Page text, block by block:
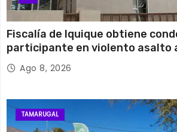
Fiscalía de Iquique obtiene
participante en violento asalto
Ago 8, 2026
TAMARUGAL